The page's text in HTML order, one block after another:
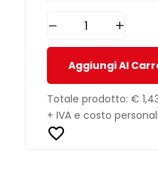
Aggiungi Al
Totale prodotto: €
+ IVA e costo